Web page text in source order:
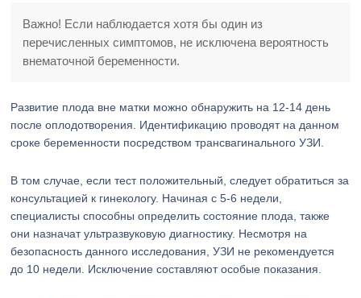
Важно! Если наблюдается хотя бы один из
перечисленных симптомов, не исключена вероятность
внематочной беременности.
Развитие плода вне матки можно обнаружить на 12-14 день
после оплодотворения. Идентификацию проводят на данном
сроке беременности посредством трансвагинального УЗИ.
В том случае, если тест положительный, следует обратиться за
консультацией к гинекологу. Начиная с 5-6 недели,
специалисты способны определить состояние плода, также
они назначат ультразвуковую диагностику. Несмотря на
безопасность данного исследования, УЗИ не рекомендуется
до 10 недели. Исключение составляют особые показания.